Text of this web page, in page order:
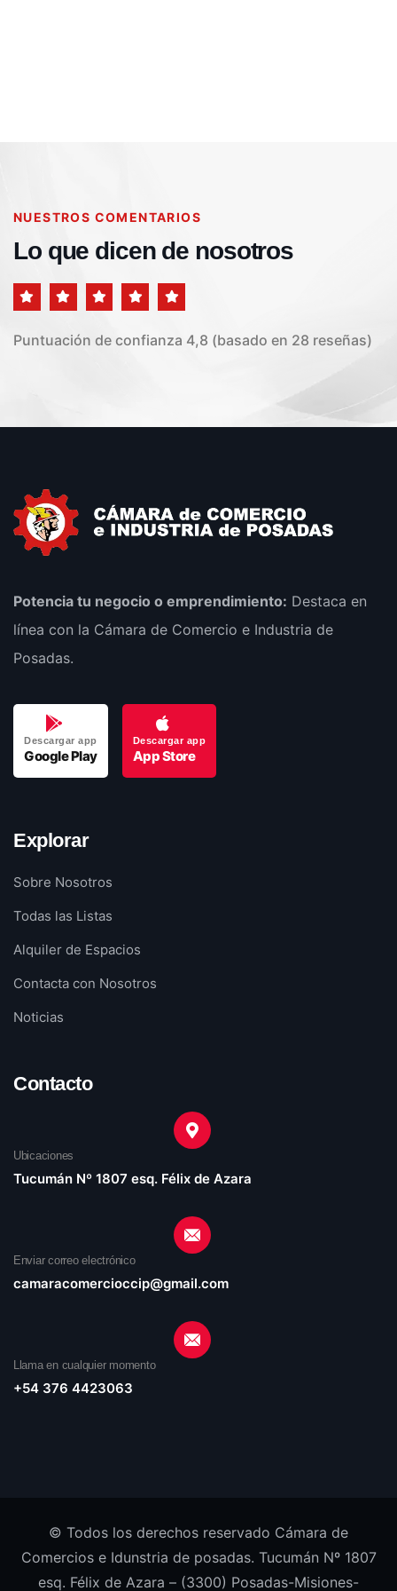
NUESTROS COMENTARIOS
Lo que dicen de nosotros
Puntuación de confianza 4,8 (basado en 28 reseñas)
Potencia tu negocio o emprendimiento: Destaca en
línea con la Cámara de Comercio e Industria de
Posadas.
Descargar app
Google Play
Descargar app
App Store
Explorar
Sobre Nosotros
Todas las Listas
Alquiler de Espacios
Contacta con Nosotros
Noticias
Contacto
Ubicaciones
Tucumán Nº 1807 esq. Félix de Azara
Enviar correo electrónico
camaracomercioccip@gmail.com
Llama en cualquier momento
+54 376 4423063
© Todos los derechos reservado Cámara de
Comercios e Idunstria de posadas. Tucumán Nº 1807
esq. Félix de Azara – (3300) Posadas-Misiones-